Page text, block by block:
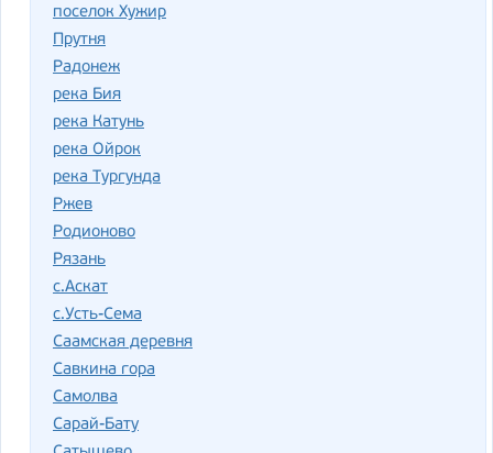
поселок Хужир
Прутня
Радонеж
река Бия
река Катунь
река Ойрок
река Тургунда
Ржев
Родионово
Рязань
с.Аскат
с.Усть-Сема
Саамская деревня
Савкина гора
Самолва
Сарай-Бату